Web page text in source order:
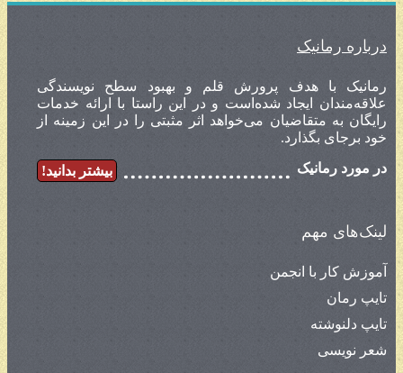
درباره رمانیک
رمانیک با هدف پرورش قلم و بهبود سطح نویسندگی
علاقه‌مندان ایجاد شده‌است و در این راستا با ارائه خدمات
رایگان به متقاضیان می‌خواهد اثر مثبتی را در این زمینه از
خود برجای بگذارد.
در مورد رمانیک
بیشتر بدانید!
لینک‌های مهم
آموزش کار با انجمن
تایپ رمان
تایپ دلنوشته
شعر نویسی